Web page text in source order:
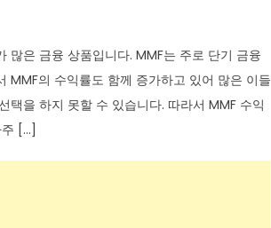
은 금융 상품입니다. MMF는 주로 단기 금융
MMF의 수익률도 함께 증가하고 있어 많은 이들
택을 하지 못할 수 있습니다. 따라서 MMF 수익
[…]